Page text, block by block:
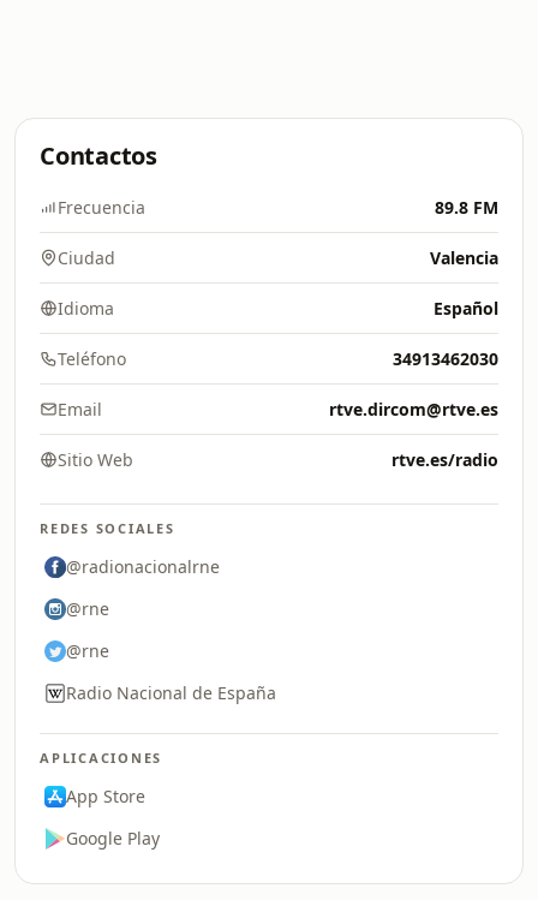
Contactos
Frecuencia 89.8 FM
Ciudad Valencia
Idioma Español
Teléfono 34913462030
Email rtve.dircom@rtve.es
Sitio Web rtve.es/radio
REDES SOCIALES
@radionacionalrne
@rne
@rne
Radio Nacional de España
APLICACIONES
App Store
Google Play